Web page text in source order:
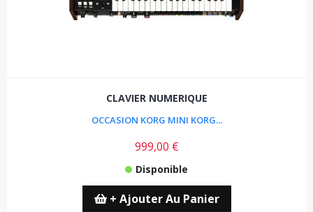
CLAVIER NUMERIQUE
OCCASION KORG MINI KORG...
999,00 €
Disponible
+ Ajouter Au Panier